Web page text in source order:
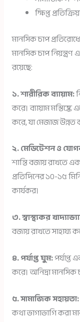
ক্ষিপ্ত
মানসিক চাপ
মানসিক চাপ
রয়েছে:
১. শারীরিক ব্যায়াম:
করে। ব্যায়াম
করে, যা মেজাজ উন্নত
২. মেডিটেশন ও
শান্তি বজায় রাখতে
প্রতিদিনের ১০-১৫
কার্যকর।
৩. স্বাস্থ্যকর
বজায় রাখতে সাহায্য
৪. পর্যাপ্ত ঘুম:পর্যাপ্ত
করে। অনিদ্রা
৫. সামাজিক সহায়তা:
কথা ভাগাভাগি করা